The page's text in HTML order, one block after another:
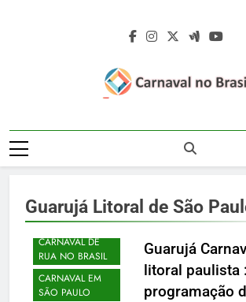
Brasil
2027 –
Das
Rua 2027 – Desfile
Samba – Fotos
Rainhas De Bateria –
Carnaval
Guarujá Litoral de São
CARNAVAL DE
RUA NO BRASIL
CARNAVAL EM
SÃO PAULO
Guarujá
litoral paulista :
programação